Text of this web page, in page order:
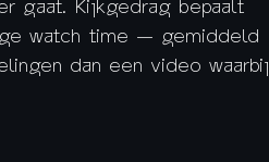
gaat. Kijkgedrag bepaalt
watch time — gemiddeld
dan een video waarbij